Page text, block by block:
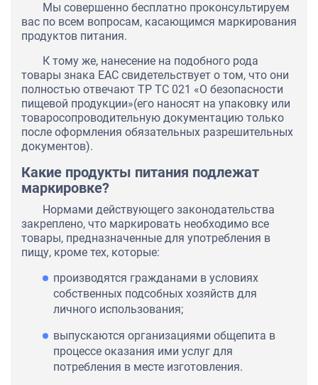
Мы совершенно бесплатно проконсультируем
вас по всем вопросам, касающимся маркирования
продуктов питания.
К тому же, нанесение на подобного рода
товары знака ЕАС свидетельствует о том, что они
полностью отвечают ТР ТС 021 «О безопасности
пищевой продукции»(его наносят на упаковку или
товаросопроводительную документацию только
после оформления обязательных разрешительных
документов).
Какие продукты питания подлежат
маркировке?
Нормами действующего законодательства
закреплено, что маркировать необходимо все
товары, предназначенные для употребления в
пищу, кроме тех, которые:
производятся гражданами в условиях
собственных подсобных хозяйств для
личного использования;
выпускаются организациями общепита в
процессе оказания ими услуг для
потребления в месте изготовления.